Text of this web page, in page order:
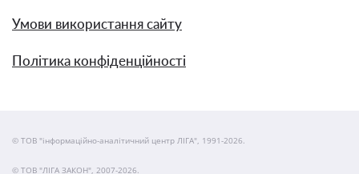
Умови використання сайту
Політика конфіденційності
© ТОВ "інформаційно-аналітичний центр ЛІГА", 1991-2026.
© ТОВ "ЛІГА ЗАКОН", 2007-2026.